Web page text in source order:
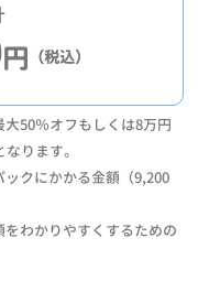
円 （税込）
50％オフもしくは8万円
ります。
クにかかる金額（9,200
わかりやすくするための